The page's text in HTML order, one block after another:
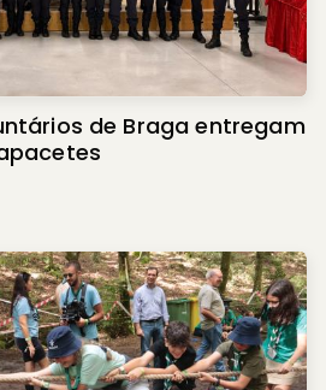
de Braga entregam